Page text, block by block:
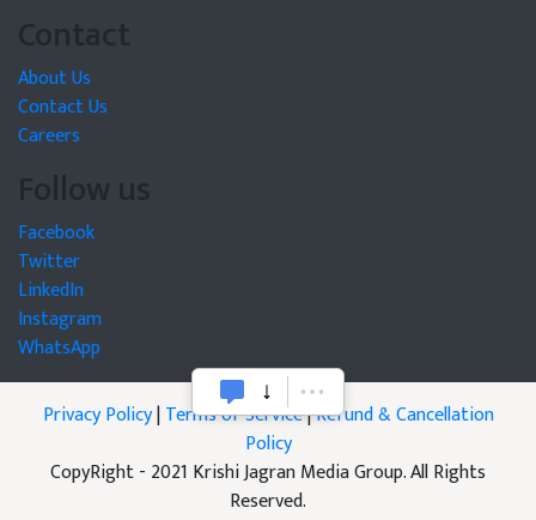
Contact
About Us
Contact Us
Careers
Follow us
Facebook
Twitter
LinkedIn
Instagram
WhatsApp
Privacy Policy|Terms of Service|Refund & Cancellation
Policy
CopyRight - 2021 Krishi Jagran Media Group. All Rights
Reserved.